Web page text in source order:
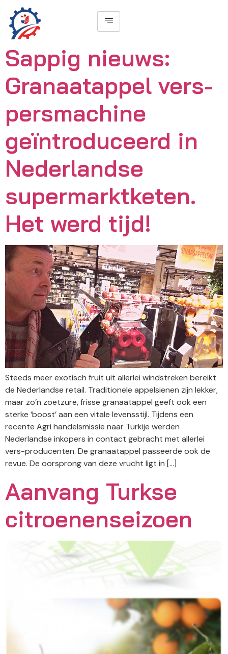
Sappig nieuws:
Granaatappel vers-
persmachine
geïntroduceerd in
Nederlandse
supermarktketen.
Het werd tijd!
Steeds meer exotisch fruit uit allerlei windstreken bereikt
de Nederlandse retail. Traditionele appelsienen zijn lekker,
maar zo’n zoetzure, frisse granaatappel geeft ook een
sterke ‘boost’ aan een vitale levensstijl. Tijdens een
recente Agri handelsmissie naar Turkije werden
Nederlandse inkopers in contact gebracht met allerlei
vers-producenten. De granaatappel passeerde ook de
revue. De oorsprong van deze vrucht ligt in […]
Aanvang Turkse
citroenenseizoen